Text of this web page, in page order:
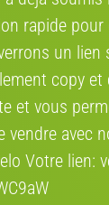
rapide
un
сору
et vous
avec
Votre lien: